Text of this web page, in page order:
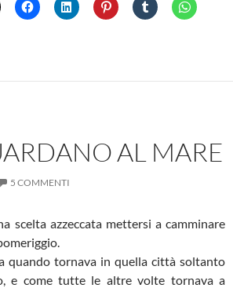
AL MARE
5 COMMENTI
scelta azzeccata mettersi a camminare
quando tornava in quella città soltanto
e come tutte le altre volte tornava a